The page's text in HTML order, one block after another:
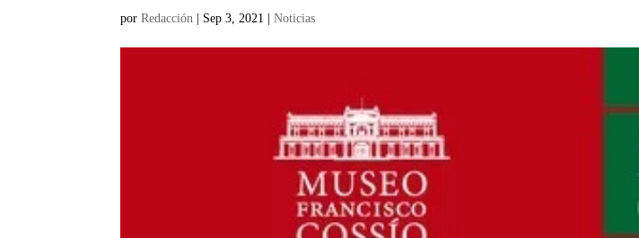
porRedacción | Sep 3, 2021 |Noticias